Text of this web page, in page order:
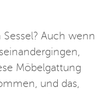
Auch wenn
Möbelgattung
und das,